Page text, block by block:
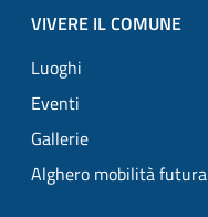
VIVERE IL COMUNE
Luoghi
Eventi
Gallerie
Alghero mobilità futura